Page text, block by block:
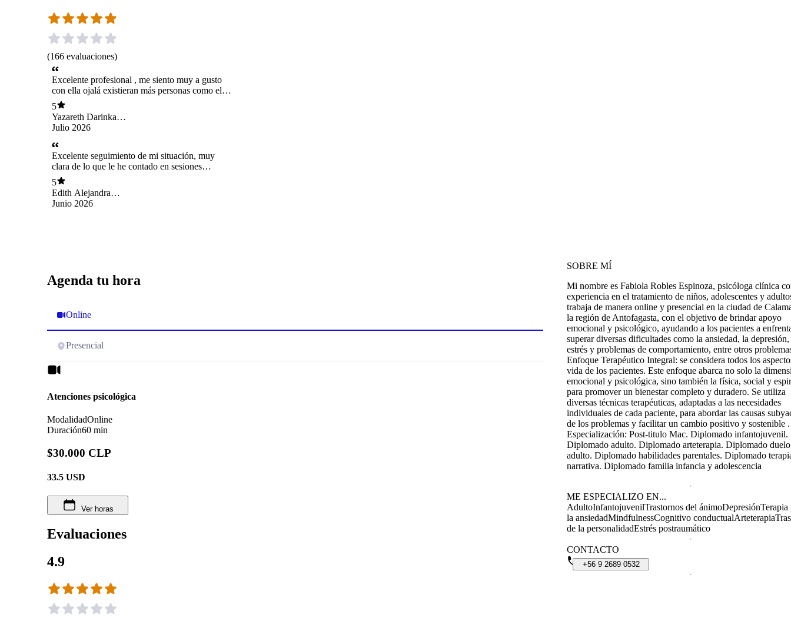
(166 evaluaciones)
Excelente profesional , me siento muy a gusto
con ella ojalá existieran más personas como ella
💗👏gracias por todo
5
Yazareth Darinka
Patricia Hermosilla
Julio 2026
Excelente seguimiento de mi situación, muy
clara de lo que le he contado en sesiones
anteriores y va realizando la sesión en los
distintos planos de mi vida vida
5
Edith Alejandra
Espíndola
Junio 2026
Agenda tu hora
Online
Presencial
Atenciones psicológica
ModalidadOnline
Duración60 min
$30.000 CLP
33.5 USD
Ver horas
Evaluaciones
4.9
SOBRE MÍ
Mi nombre es Fabiola Robles Espinoza, psicóloga clínica
experiencia en el tratamiento de niños, adolescentes y
trabaja de manera online y presencial en la ciudad de
la región de Antofagasta, con el objetivo de brindar apoyo
emocional y psicológico, ayudando a los pacientes a
superar diversas dificultades como la ansiedad, la
estrés y problemas de comportamiento, entre otros
Enfoque Terapéutico Integral: se considera todos los
vida de los pacientes. Este enfoque abarca no solo la
emocional y psicológica, sino también la física, social y
para promover un bienestar completo y duradero. Se utiliza
diversas técnicas terapéuticas, adaptadas a las necesidades
individuales de cada paciente, para abordar las causas
de los problemas y facilitar un cambio positivo y sostenible .
Especialización: Post-titulo Mac. Diplomado infantojuvenil.
Diplomado adulto. Diplomado arteterapia. Diplomado duelo
adulto. Diplomado habilidades parentales. Diplomado
narrativa. Diplomado familia infancia y adolescencia
ME ESPECIALIZO EN...
AdultoInfantojuvenilTrastornos del ánimoDepresiónTerapia
la ansiedadMindfulnessCognitivo conductualArteterapia
de la personalidadEstrés postraumático
CONTACTO
+56 9 2689 0532